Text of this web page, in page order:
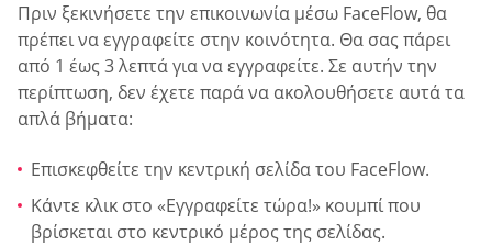
Πριν ξεκινήσετε την επικοινωνία μέσω FaceFlow, θα
πρέπει να εγγραφείτε στην κοινότητα. Θα σας πάρει
από 1 έως 3 λεπτά για να εγγραφείτε. Σε αυτήν την
περίπτωση, δεν έχετε παρά να ακολουθήσετε αυτά τα
απλά βήματα:
Επισκεφθείτε την κεντρική σελίδα του FaceFlow.
Κάντε κλικ στο «Εγγραφείτε τώρα!» κουμπί που
βρίσκεται στο κεντρικό μέρος της σελίδας.